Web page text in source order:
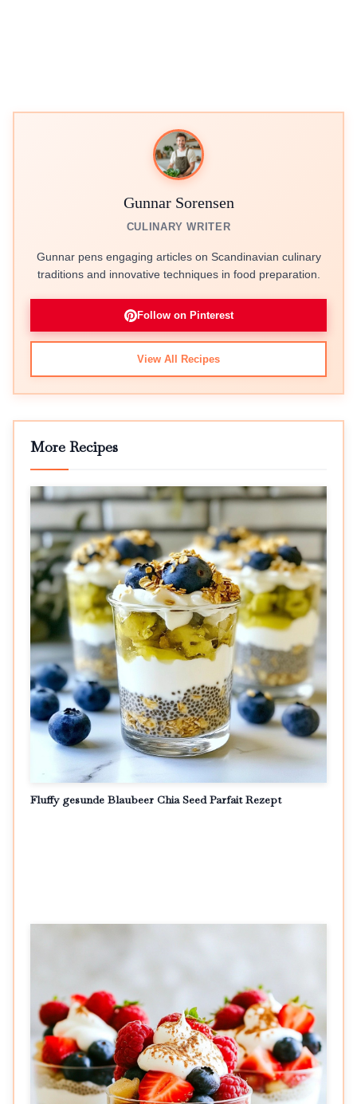
Gunnar Sorensen
CULINARY WRITER
Gunnar pens engaging articles on Scandinavian culinary
traditions and innovative techniques in food preparation.
Follow on Pinterest
View All Recipes
More Recipes
Fluffy gesunde Blaubeer Chia Seed Parfait Rezept